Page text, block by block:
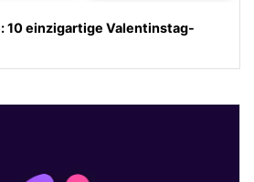
10 einzigartige Valentinstag-